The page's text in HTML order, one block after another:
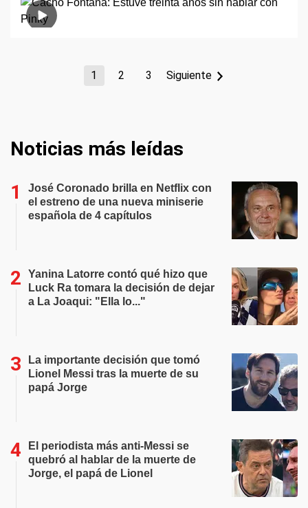
1 2 3 Siguiente
Noticias más leídas
José Coronado brilla en Netflix con
el estreno de una nueva miniserie
española de 4 capítulos
Yanina Latorre contó qué hizo que
Luck Ra tomara la decisión de dejar
a La Joaqui: "Ella lo..."
La importante decisión que tomó
Lionel Messi tras la muerte de su
papá Jorge
El periodista más anti-Messi se
quebró al hablar de la muerte de
Jorge, el papá de Lionel